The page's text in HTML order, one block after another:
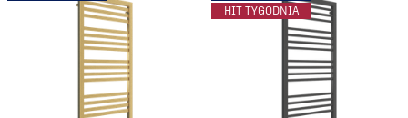
HIT TYGODNIA